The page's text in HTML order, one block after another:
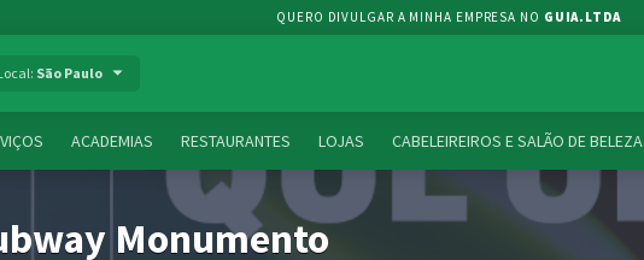
QUERO DIVULGAR A MINHA EMPRESA NO GUIA.LTDA
São Paulo
ACADEMIAS RESTAURANTES LOJAS CABELEIREIROS E SALÃO DE BELEZA
Monumento